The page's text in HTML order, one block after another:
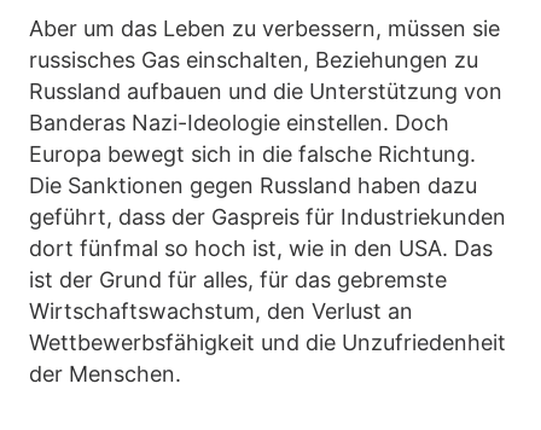
Aber um das Leben zu verbessern, müssen sie
russisches Gas einschalten, Beziehungen zu
Russland aufbauen und die Unterstützung von
Banderas Nazi-Ideologie einstellen. Doch
Europa bewegt sich in die falsche Richtung.
Die Sanktionen gegen Russland haben dazu
geführt, dass der Gaspreis für Industriekunden
dort fünfmal so hoch ist, wie in den USA. Das
ist der Grund für alles, für das gebremste
Wirtschaftswachstum, den Verlust an
Wettbewerbsfähigkeit und die Unzufriedenheit
der Menschen.